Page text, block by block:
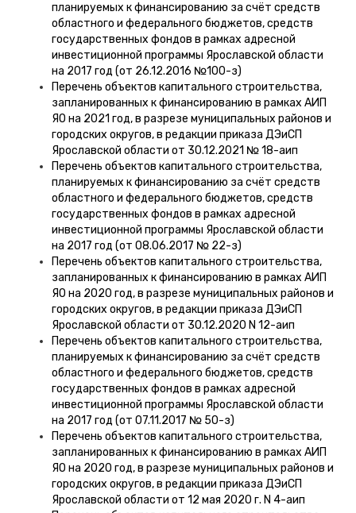
планируемых к финансированию за счёт средств
областного и федерального бюджетов, средств
государственных фондов в рамках адресной
инвестиционной программы Ярославской области
на 2017 год (от 26.12.2016 №100-з)
Перечень объектов капитального строительства,
запланированных к финансированию в рамках АИП
ЯО на 2021 год, в разрезе муниципальных районов и
городских округов, в редакции приказа ДЭиСП
Ярославской области от 30.12.2021 № 18-аип
Перечень объектов капитального строительства,
планируемых к финансированию за счёт средств
областного и федерального бюджетов, средств
государственных фондов в рамках адресной
инвестиционной программы Ярославской области
на 2017 год (от 08.06.2017 № 22-з)
Перечень объектов капитального строительства,
запланированных к финансированию в рамках АИП
ЯО на 2020 год, в разрезе муниципальных районов и
городских округов, в редакции приказа ДЭиСП
Ярославской области от 30.12.2020 N 12-аип
Перечень объектов капитального строительства,
планируемых к финансированию за счёт средств
областного и федерального бюджетов, средств
государственных фондов в рамках адресной
инвестиционной программы Ярославской области
на 2017 год (от 07.11.2017 № 50-з)
Перечень объектов капитального строительства,
запланированных к финансированию в рамках АИП
ЯО на 2020 год, в разрезе муниципальных районов и
городских округов, в редакции приказа ДЭиСП
Ярославской области от 12 мая 2020 г. N 4-аип